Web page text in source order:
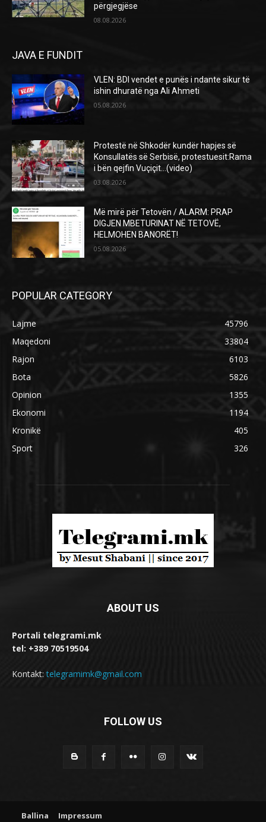
përgjegjëse
08.08.2026
JAVA E FUNDIT
VLEN: BDI vendet e punës i ndante sikur të
ishin dhuratë nga Ali Ahmeti
05.08.2026
Protestë në Shkodër kundër hapjes së
Konsullatës së Serbisë, protestuesit:Rama
i bën qejfin Vuçiçit…(video)
03.08.2026
Më mirë për Tetovën / ALARM: PRAP
DIGJEN MBETURINAT NË TETOVË,
HELMOHEN BANORËT!
05.08.2026
POPULAR CATEGORY
Lajme
45796
Maqedoni
33804
Rajon
6103
Bota
5826
Opinion
1355
Ekonomi
1194
Kronikë
405
Sport
326
ABOUT US
Portali telegrami.mk
tel: +389 70519504
Kontakt:telegramimk@gmail.com
FOLLOW US
Ballina Impressum